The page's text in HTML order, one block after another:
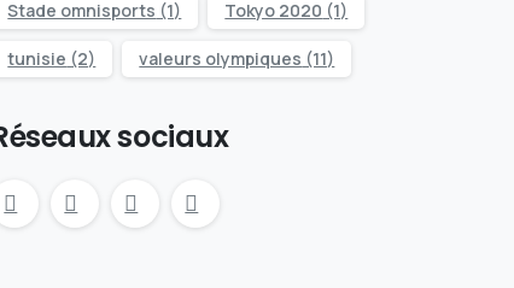
Stade omnisports (1) Tokyo 2020 (1)
tunisie (2) valeurs olympiques (11)
sociaux